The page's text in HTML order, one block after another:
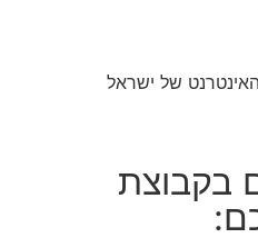
של ישראל
בקבוצת